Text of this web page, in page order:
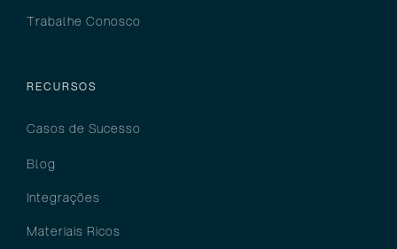
Trabalhe Conosco
RECURSOS
Casos de Sucesso
Blog
Integrações
Materiais Ricos